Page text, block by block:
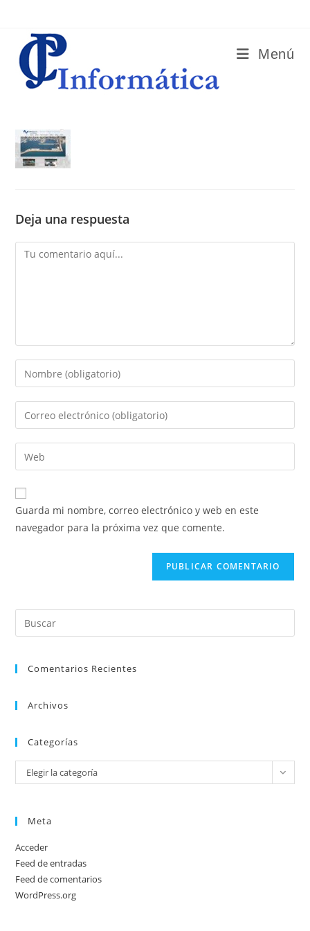
contenido
Menú
Deja una respuesta
Comentario
Introduce
tu
nombre
de
usuario
para
comentar
Introduce
tu
dirección
de
electrónico
para
comentar
Introduce
la
URL
de
Guarda mi nombre, correo electrónico y web en este
navegador para la próxima vez que comente.
Comentarios Recientes
Archivos
Categorías
Categorías
Elegir la categoría
Meta
Acceder
Feed de entradas
Feed de comentarios
WordPress.org